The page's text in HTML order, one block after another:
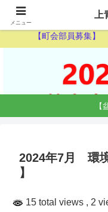
【ゴミ収集カレンダー
【町会部員募集】
【
2024年7月 環
】
15 total views , 2
メニュー